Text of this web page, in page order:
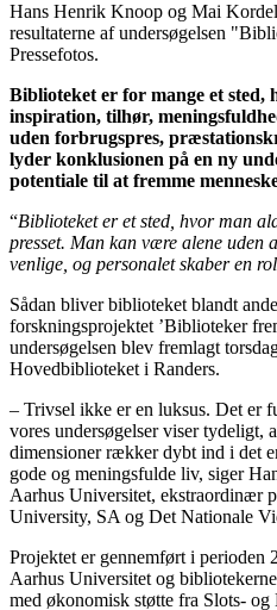
Hans Henrik Knoop og Mai
resultaterne af undersøgelsen
Pressefotos.
Biblioteket er for mange et
inspiration, tilhør,
uden forbrugspres,
lyder konklusionen på en ny
potentiale til at fremme
“Biblioteket er et sted, hvor man
presset. Man kan være alene uden
venlige, og personalet skaber en
Sådan bliver biblioteket blandt
forskningsprojektet ’Biblioteker
undersøgelsen blev fremlagt
Hovedbiblioteket i Randers.
– Trivsel ikke er en luksus. Det er
vores undersøgelser viser tydeligt,
dimensioner rækker dybt ind i det
gode og meningsfulde liv, siger
Aarhus Universitet, ekstraordinær
University, SA og Det Nationale
Projektet er gennemført i perioden
Aarhus Universitet og
med økonomisk støtte fra Slots- og